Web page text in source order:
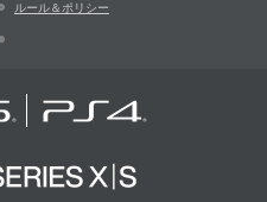
ルール＆ポリシー